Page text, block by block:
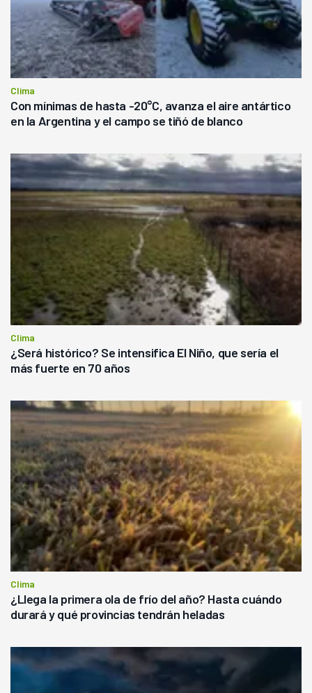
Clima
Con mínimas de hasta -20°C, avanza el aire antártico
en la Argentina y el campo se tiñó de blanco
Clima
¿Será histórico? Se intensifica El Niño, que sería el
más fuerte en 70 años
Clima
¿Llega la primera ola de frío del año? Hasta cuándo
durará y qué provincias tendrán heladas